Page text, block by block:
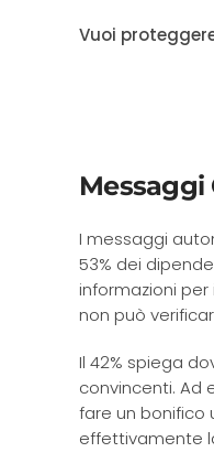
Vuoi
Messaggi
I messaggi
53% dei
informazioni
non può
Il 42% spiega
convincenti. Ad
fare un bonifico
effettivamente